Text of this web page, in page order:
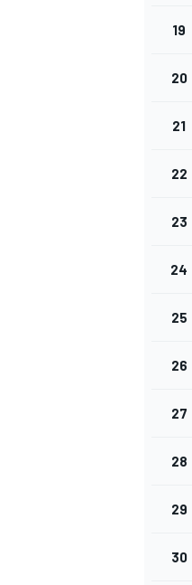
19
20
21
22
23
24
25
26
27
28
29
30